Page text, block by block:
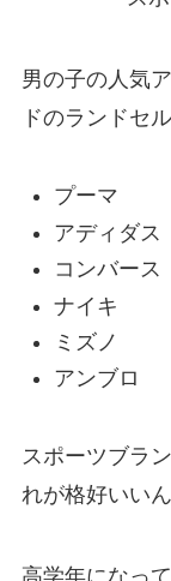
男の子の人気
ドのランドセ
プーマ
アディダス
コンバース
ナイキ
ミズノ
アンブロ
スポーツブラ
れが格好いい